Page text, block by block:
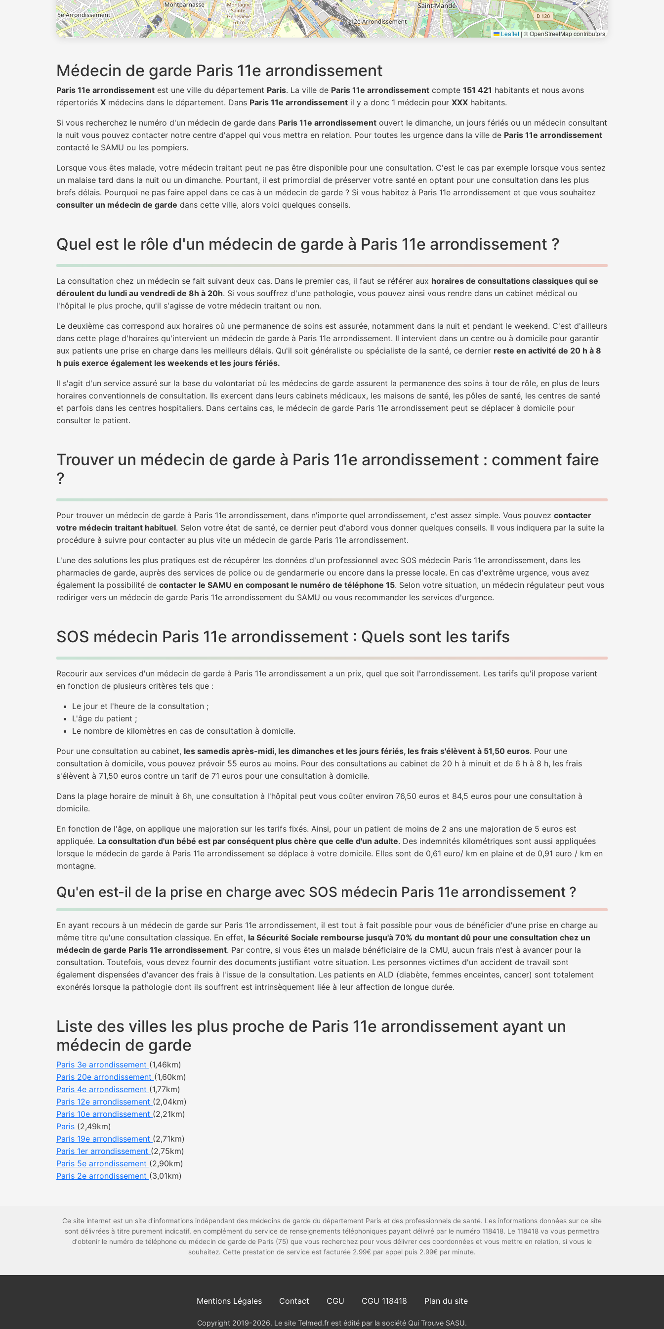
Leaflet | © OpenStreetMap contributors
Médecin de garde Paris 11e arrondissement
Paris 11e arrondissement est une ville du département Paris. La ville de Paris 11e arrondissement compte 151 421 habitants et nous avons
répertoriés X médecins dans le département. Dans Paris 11e arrondissement il y a donc 1 médecin pour XXX habitants.
Si vous recherchez le numéro d'un médecin de garde dans Paris 11e arrondissement ouvert le dimanche, un jours fériés ou un médecin consultant
la nuit vous pouvez contacter notre centre d'appel qui vous mettra en relation. Pour toutes les urgence dans la ville de Paris 11e arrondissement
contacté le SAMU ou les pompiers.
Lorsque vous êtes malade, votre médecin traitant peut ne pas être disponible pour une consultation. C'est le cas par exemple lorsque vous sentez
un malaise tard dans la nuit ou un dimanche. Pourtant, il est primordial de préserver votre santé en optant pour une consultation dans les plus
brefs délais. Pourquoi ne pas faire appel dans ce cas à un médecin de garde ? Si vous habitez à Paris 11e arrondissement et que vous souhaitez
consulter un médecin de garde dans cette ville, alors voici quelques conseils.
Quel est le rôle d'un médecin de garde à Paris 11e arrondissement ?
La consultation chez un médecin se fait suivant deux cas. Dans le premier cas, il faut se référer aux horaires de consultations classiques qui se
déroulent du lundi au vendredi de 8h à 20h. Si vous souffrez d'une pathologie, vous pouvez ainsi vous rendre dans un cabinet médical ou
l'hôpital le plus proche, qu'il s'agisse de votre médecin traitant ou non.
Le deuxième cas correspond aux horaires où une permanence de soins est assurée, notamment dans la nuit et pendant le weekend. C'est d'ailleurs
dans cette plage d'horaires qu'intervient un médecin de garde à Paris 11e arrondissement. Il intervient dans un centre ou à domicile pour garantir
aux patients une prise en charge dans les meilleurs délais. Qu'il soit généraliste ou spécialiste de la santé, ce dernier reste en activité de 20 h à 8
h puis exerce également les weekends et les jours fériés.
Il s'agit d'un service assuré sur la base du volontariat où les médecins de garde assurent la permanence des soins à tour de rôle, en plus de leurs
horaires conventionnels de consultation. Ils exercent dans leurs cabinets médicaux, les maisons de santé, les pôles de santé, les centres de santé
et parfois dans les centres hospitaliers. Dans certains cas, le médecin de garde Paris 11e arrondissement peut se déplacer à domicile pour
consulter le patient.
Trouver un médecin de garde à Paris 11e arrondissement : comment faire
?
Pour trouver un médecin de garde à Paris 11e arrondissement, dans n'importe quel arrondissement, c'est assez simple. Vous pouvez contacter
votre médecin traitant habituel. Selon votre état de santé, ce dernier peut d'abord vous donner quelques conseils. Il vous indiquera par la suite la
procédure à suivre pour contacter au plus vite un médecin de garde Paris 11e arrondissement.
L'une des solutions les plus pratiques est de récupérer les données d'un professionnel avec SOS médecin Paris 11e arrondissement, dans les
pharmacies de garde, auprès des services de police ou de gendarmerie ou encore dans la presse locale. En cas d'extrême urgence, vous avez
également la possibilité de contacter le SAMU en composant le numéro de téléphone 15. Selon votre situation, un médecin régulateur peut vous
rediriger vers un médecin de garde Paris 11e arrondissement du SAMU ou vous recommander les services d'urgence.
SOS médecin Paris 11e arrondissement : Quels sont les tarifs
Recourir aux services d'un médecin de garde à Paris 11e arrondissement a un prix, quel que soit l'arrondissement. Les tarifs qu'il propose varient
en fonction de plusieurs critères tels que :
Le jour et l'heure de la consultation ;
L'âge du patient ;
Le nombre de kilomètres en cas de consultation à domicile.
Pour une consultation au cabinet, les samedis après-midi, les dimanches et les jours fériés, les frais s'élèvent à 51,50 euros. Pour une
consultation à domicile, vous pouvez prévoir 55 euros au moins. Pour des consultations au cabinet de 20 h à minuit et de 6 h à 8 h, les frais
s'élèvent à 71,50 euros contre un tarif de 71 euros pour une consultation à domicile.
Dans la plage horaire de minuit à 6h, une consultation à l'hôpital peut vous coûter environ 76,50 euros et 84,5 euros pour une consultation à
domicile.
En fonction de l'âge, on applique une majoration sur les tarifs fixés. Ainsi, pour un patient de moins de 2 ans une majoration de 5 euros est
appliquée. La consultation d'un bébé est par conséquent plus chère que celle d'un adulte. Des indemnités kilométriques sont aussi appliquées
lorsque le médecin de garde à Paris 11e arrondissement se déplace à votre domicile. Elles sont de 0,61 euro/ km en plaine et de 0,91 euro / km en
montagne.
Qu'en est-il de la prise en charge avec SOS médecin Paris 11e arrondissement ?
En ayant recours à un médecin de garde sur Paris 11e arrondissement, il est tout à fait possible pour vous de bénéficier d'une prise en charge au
même titre qu'une consultation classique. En effet, la Sécurité Sociale rembourse jusqu'à 70% du montant dû pour une consultation chez un
médecin de garde Paris 11e arrondissement. Par contre, si vous êtes un malade bénéficiaire de la CMU, aucun frais n'est à avancer pour la
consultation. Toutefois, vous devez fournir des documents justifiant votre situation. Les personnes victimes d'un accident de travail sont
également dispensées d'avancer des frais à l'issue de la consultation. Les patients en ALD (diabète, femmes enceintes, cancer) sont totalement
exonérés lorsque la pathologie dont ils souffrent est intrinsèquement liée à leur affection de longue durée.
Liste des villes les plus proche de Paris 11e arrondissement ayant un
médecin de garde
Paris 3e arrondissement (1,46km)
Paris 20e arrondissement (1,60km)
Paris 4e arrondissement (1,77km)
Paris 12e arrondissement (2,04km)
Paris 10e arrondissement (2,21km)
Paris (2,49km)
Paris 19e arrondissement (2,71km)
Paris 1er arrondissement (2,75km)
Paris 5e arrondissement (2,90km)
Paris 2e arrondissement (3,01km)
Ce site internet est un site d'informations indépendant des médecins de garde du département Paris et des professionnels de santé. Les informations données sur ce site
sont délivrées à titre purement indicatif, en complément du service de renseignements téléphoniques payant délivré par le numéro 118418. Le 118418 va vous permettra
d'obtenir le numéro de téléphone du médecin de garde de Paris (75) que vous recherchez pour vous délivrer ces coordonnées et vous mettre en relation, si vous le
souhaitez. Cette prestation de service est facturée 2.99€ par appel puis 2.99€ par minute.
Mentions Légales Contact CGU CGU 118418 Plan du site
Copyright 2019-2026. Le site Telmed.fr est édité par la société Qui Trouve SASU.